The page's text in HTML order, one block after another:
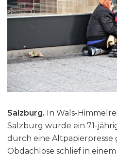
Salzburg. In Wals-
Salzburg wurde ein 71-
durch eine Altpapierpresse
Obdachlose schlief in